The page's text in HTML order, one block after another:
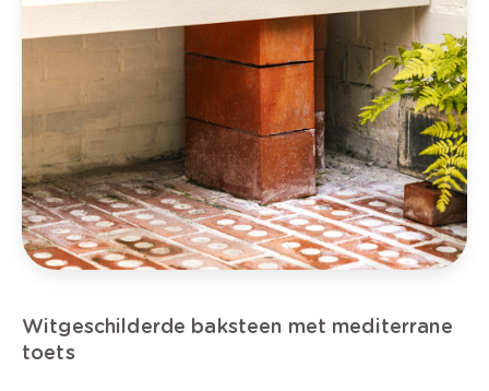
Witgeschilderde baksteen met mediterrane
toets